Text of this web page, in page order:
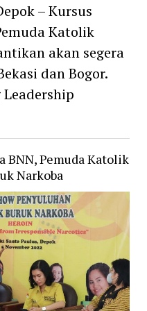
– Kursus
Katolik
akan segera
dan Bogor.
BNN, Pemuda Katolik
Narkoba